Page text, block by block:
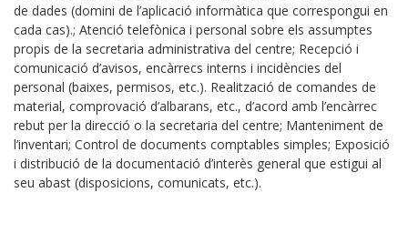
de dades (domini de l’aplicació informàtica que correspongui en
cada cas).; Atenció telefònica i personal sobre els assumptes
propis de la secretaria administrativa del centre; Recepció i
comunicació d’avisos, encàrrecs interns i incidències del
personal (baixes, permisos, etc.). Realització de comandes de
material, comprovació d’albarans, etc., d’acord amb l’encàrrec
rebut per la direcció o la secretaria del centre; Manteniment de
l’inventari; Control de documents comptables simples; Exposició
i distribució de la documentació d’interès general que estigui al
seu abast (disposicions, comunicats, etc.).